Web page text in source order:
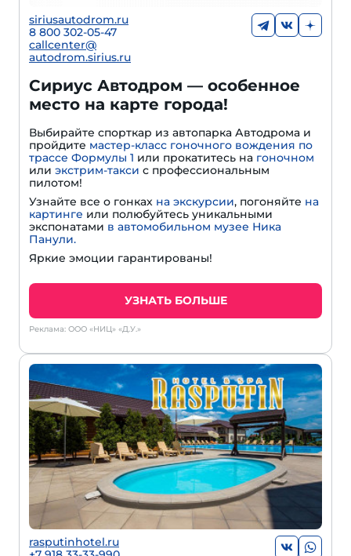
siriusautodrom.ru
8 800 302-05-47
callcenter@
autodrom.sirius.ru
Сириус Автодром — особенное
место на карте города!
Выбирайте спорткар из автопарка Автодрома и
пройдите мастер-класс гоночного вождения по
трассе Формулы 1 или прокатитесь на гоночном
или экстрим-такси с профессиональным
пилотом!
Узнайте все о гонках на экскурсии, погоняйте на
картинге или полюбуйтесь уникальными
экспонатами в автомобильном музее Ника
Панули.
Яркие эмоции гарантированы!
УЗНАТЬ БОЛЬШЕ
Реклама: ООО «НИЦ» «Д.У.»
rasputinhotel.ru